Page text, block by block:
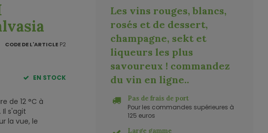
CODE DE L'ARTICLEP2
EN STOCK
de 12 °C à
s'agit
la vue, le
Les vins rouges, blancs,
rosés et de dessert,
champagne, sekt et
liqueurs les plus
savoureux ! commandez
du vin en ligne..
Pas de frais de port
Pour les commandes supérieures à
125 euros
Large gamme